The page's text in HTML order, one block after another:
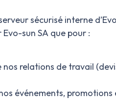
sécurisé interne
sun SA que pour :
relations de travail
événements,